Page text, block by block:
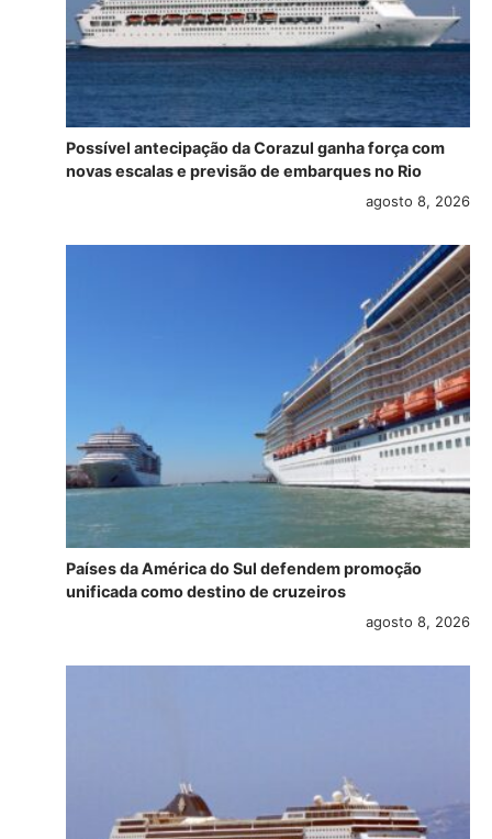
Possível antecipação da Corazul ganha força com
novas escalas e previsão de embarques no Rio
agosto 8, 2026
Países da América do Sul defendem promoção
unificada como destino de cruzeiros
agosto 8, 2026